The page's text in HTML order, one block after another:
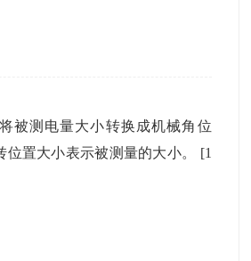
被测电量大小转换成机械角位
位置大小表示被测量的大小。 [1